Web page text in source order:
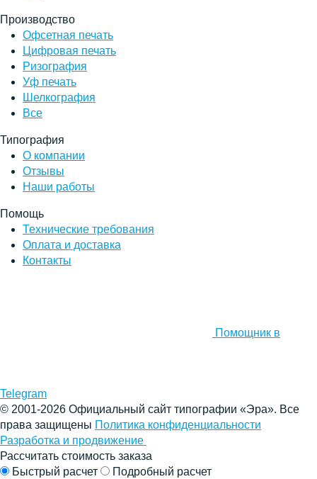
Производство
Офсетная печать
Цифровая печать
Ризография
Уф печать
Шелкография
Все
Типография
О компании
Отзывы
Наши работы
Помощь
Технические требования
Оплата и доставка
Контакты
Помощник в
Telegram
© 2001-2026 Официальный сайт типографии «Эра». Все
права защищены Политика конфиденциальности
Разработка и продвижение
Рассчитать стоимость заказа
Быстрый расчет
Подробный расчет